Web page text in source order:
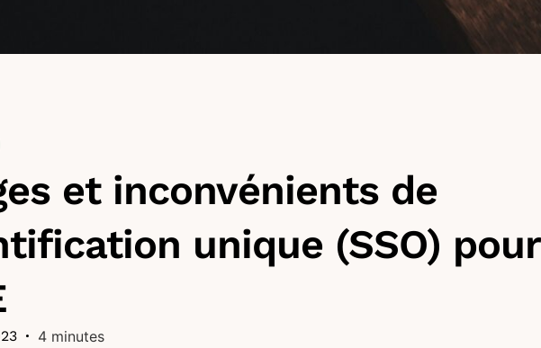
et inconvénients de
unique (SSO) pour
• 4 minutes